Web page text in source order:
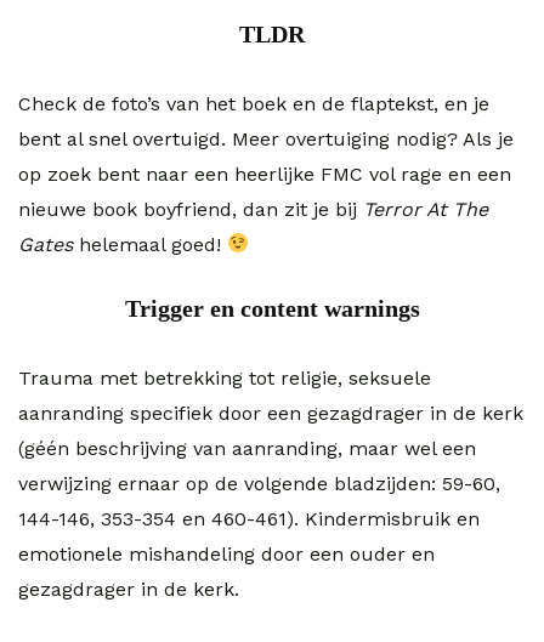
TLDR
Check de foto’s van het boek en de flaptekst, en je
bent al snel overtuigd. Meer overtuiging nodig? Als je
op zoek bent naar een heerlijke FMC vol rage en een
nieuwe book boyfriend, dan zit je bij Terror At The
Gateshelemaal goed!
Trigger en content warnings
Trauma met betrekking tot religie, seksuele
aanranding specifiek door een gezagdrager in de kerk
(géén beschrijving van aanranding, maar wel een
verwijzing ernaar op de volgende bladzijden: 59-60,
144-146, 353-354 en 460-461). Kindermisbruik en
emotionele mishandeling door een ouder en
gezagdrager in de kerk.